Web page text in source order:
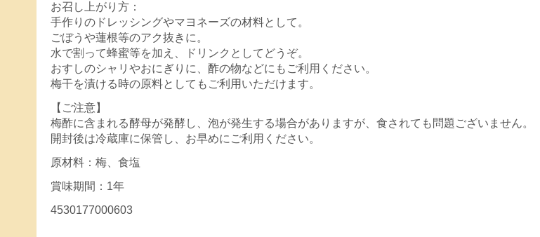
お召し上がり方：
手作りのドレッシングやマヨネーズの材料として。
ごぼうや蓮根等のアク抜きに。
水で割って蜂蜜等を加え、ドリンクとしてどうぞ。
おすしのシャリやおにぎりに、酢の物などにもご利用ください。
梅干を漬ける時の原料としてもご利用いただけます。
【ご注意】
梅酢に含まれる酵母が発酵し、泡が発生する場合がありますが、食されても問題ございません。
開封後は冷蔵庫に保管し、お早めにご利用ください。
原材料：梅、食塩
賞味期間：1年
4530177000603